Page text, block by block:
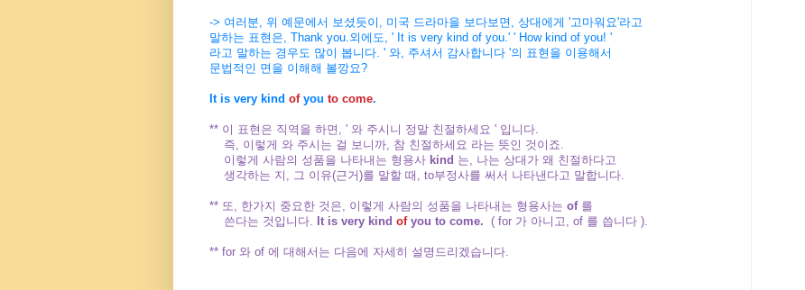
-> 여러분, 위 예문에서 보셨듯이, 미국 드라마을 보다보면, 상대에게 '고마워요'라고
말하는 표현은, Thank you.외에도, ' It is very kind of you.' ' How kind of you! '
라고 말하는 경우도 많이 봅니다. ' 와, 주셔서 감사합니다 '의 표현을 이용해서
문법적인 면을 이해해 볼깡요?
It is very kind ofyou to come.
** 이 표현은 직역을 하면, ' 와 주시니 정말 친절하세요 ' 입니다.
즉, 이렇게 와 주시는 걸 보니까, 참 친절하세요 라는 뜻인 것이죠.
이렇게 사람의 성품을 나타내는 형용사 kind 는, 나는 상대가 왜 친절하다고
생각하는 지, 그 이유(근거)를 말할 때, to부정사를 써서 나타낸다고 말합니다.
** 또, 한가지 중요한 것은, 이렇게 사람의 성품을 나타내는 형용사는 of를
쓴다는 것입니다. It is very kind of you to come. ( for 가 아니고, of 를 씁니다 ).
** for 와 of 에 대해서는 다음에 자세히 설명드리겠습니다.